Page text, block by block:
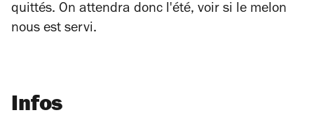
quittés. On attendra donc l'été, voir si le melon
nous est servi.
Infos